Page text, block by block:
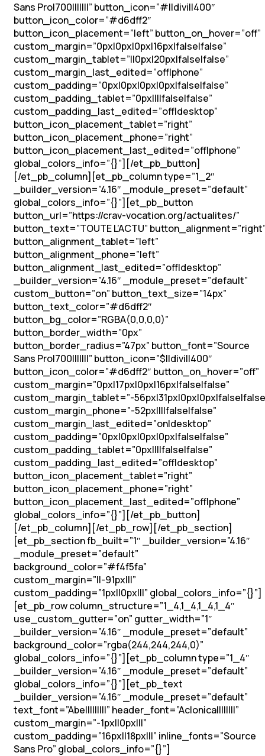
Sans Pro|700|||||||” button_icon=”#||divi||400″
button_icon_color=”#d6dff2″
button_icon_placement=”left” button_on_hover=”off”
custom_margin=”0px|0px|0px|16px|false|false”
custom_margin_tablet=”||0px|20px|false|false”
custom_margin_last_edited=”off|phone”
custom_padding=”0px|0px|0px|0px|false|false”
custom_padding_tablet=”0px||||false|false”
custom_padding_last_edited=”off|desktop”
button_icon_placement_tablet=”right”
button_icon_placement_phone=”right”
button_icon_placement_last_edited=”off|phone”
global_colors_info=”{}”][/et_pb_button]
[/et_pb_column][et_pb_column type=”1_2″
_builder_version=”4.16″ _module_preset=”default”
global_colors_info=”{}”][et_pb_button
button_url=”https://crav-vocation.org/actualites/”
button_text=”TOUTE L’ACTU”
button_alignment_tablet=”left”
button_alignment_phone=”left”
button_alignment_last_edited=”off|desktop”
_builder_version=”4.16″ _module_preset=”default”
custom_button=”on” button_text_size=”14px”
button_text_color=”#d6dff2″
button_bg_color=”RGBA(0,0,0,0)”
button_border_width=”0px”
button_border_radius=”47px” button_font=”Source
Sans Pro|700|||||||” button_icon=”$||divi||400″
button_icon_color=”#d6dff2″ button_on_hover=”off”
custom_margin=”0px|17px|0px|16px|false|false”
custom_margin_tablet=”-
custom_margin_phone=”-52px||||false|false”
custom_margin_last_edited=”on|desktop”
custom_padding=”0px|0px|0px|0px|false|false”
custom_padding_tablet=”0px||||false|false”
custom_padding_last_edited=”off|desktop”
button_icon_placement_tablet=”right”
button_icon_placement_phone=”right”
button_icon_placement_last_edited=”off|phone”
global_colors_info=”{}”][/et_pb_button]
[/et_pb_column][/et_pb_row][/et_pb_section]
[et_pb_section fb_built=”1″ _builder_version=”4.16″
_module_preset=”default”
background_color=”#f4f5fa”
custom_margin=”||-91px|||”
custom_padding=”1px||0px|||” global_colors_info=”{}”]
[et_pb_row column_structure=”1_4,1_4,1_4,1_4″
use_custom_gutter=”on” gutter_width=”1″
_builder_version=”4.16″ _module_preset=”default”
background_color=”rgba(244,244,244,0)”
global_colors_info=”{}”][et_pb_column type=”1_4″
_builder_version=”4.16″ _module_preset=”default”
global_colors_info=”{}”][et_pb_text
_builder_version=”4.16″ _module_preset=”default”
text_font=”Abel||||||||” header_font=”Aclonica||||||||”
custom_margin=”-1px||0px|||”
custom_padding=”16px||18px|||” inline_fonts=”Source
Sans Pro” global_colors_info=”{}”]